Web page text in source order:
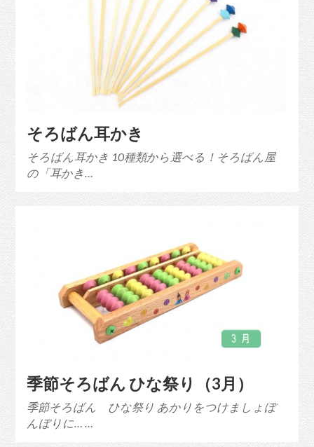
そろばん耳かき
そろばん耳かき 10種類から選べる！そろばん屋
の「耳かき…
季節そろばん ひな祭り（3月）
季節そろばん ひな祭り あかりをつけましょぼ
んぼりに… …